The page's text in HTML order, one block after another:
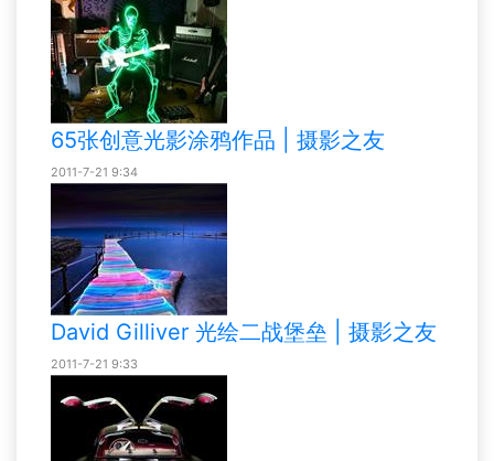
65张创意光影涂鸦作品 | 摄影之友
2011-7-21 9:34
David Gilliver 光绘二战堡垒 | 摄影之友
2011-7-21 9:33